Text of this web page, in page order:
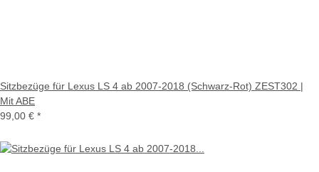
Sitzbezüge für Lexus LS 4 ab 2007-2018 (Schwarz-Rot) ZEST302 |
Mit ABE
99,00 € *